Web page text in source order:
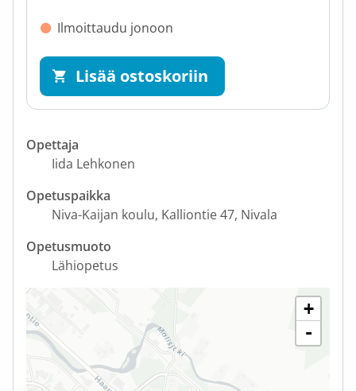
Ilmoittaudu jonoon
Lisää ostoskoriin
Opettaja
Iida Lehkonen
Opetuspaikka
Niva-Kaijan koulu Kalliontie 47 Nivala
Opetusmuoto
Lähiopetus
+
-